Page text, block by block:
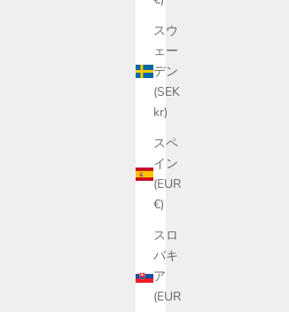
スウ
ェー
デン
(SEK
kr)
スペ
イン
(EUR
€)
スロ
バキ
ア
(EUR